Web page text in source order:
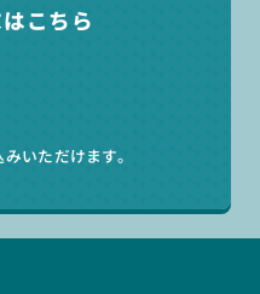
こちら
いただけます。